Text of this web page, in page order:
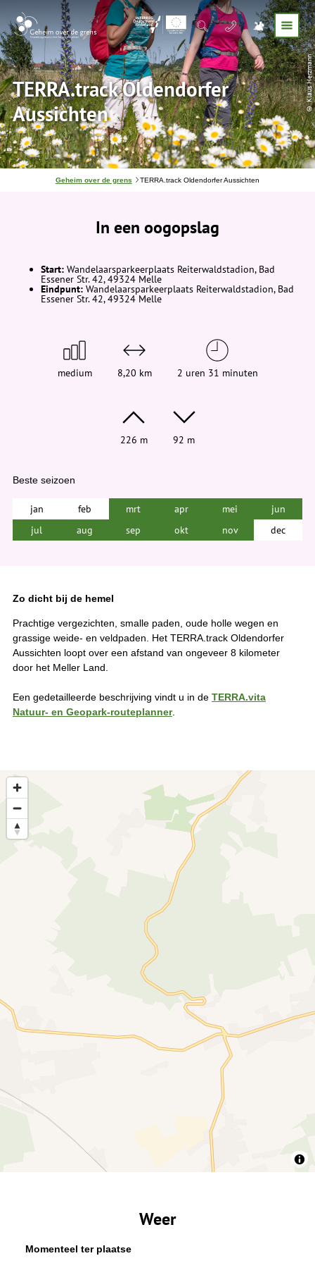
© Klaus Herzmann
TERRA.track Oldendorfer
Aussichten
J
j
e
h
Geheim over de grens TERRA.track Oldendorfer Aussichten
In een oogopslag
Start: Wandelaarsparkeerplaats Reiterwaldstadion, Bad
Essener Str. 42, 49324 Melle
Eindpunt: Wandelaarsparkeerplaats Reiterwaldstadion, Bad
Essener Str. 42, 49324 Melle
medium 8,20 km 2 uren 31 minuten
226 m 92 m
Beste seizoen
jan feb mrt apr mei
jun
jul
aug sep okt nov dec
Zo dicht bij de hemel
Prachtige vergezichten, smalle paden, oude holle wegen en
grassige weide- en veldpaden. Het TERRA.track Oldendorfer
Aussichten loopt over een afstand van ongeveer 8 kilometer
door het Meller Land.
Een gedetailleerde beschrijving vindt u in de TERRA.vita
Natuur- en Geopark-routeplanner.
Weer
Momenteel ter plaatse